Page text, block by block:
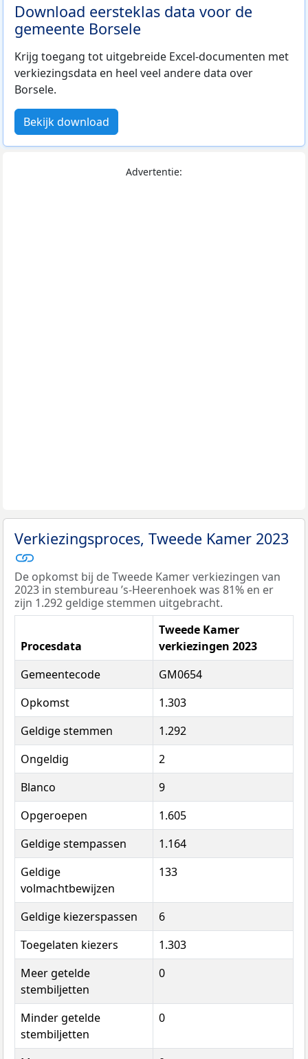
Download eersteklas data voor de
gemeente Borsele
Krijg toegang tot uitgebreide Excel-documenten met
verkiezingsdata en heel veel andere data over
Borsele.
Bekijk download
Advertentie:
Verkiezingsproces, Tweede Kamer 2023
De opkomst bij de Tweede Kamer verkiezingen van
2023 in stembureau ’s-Heerenhoek was 81% en er
zijn 1.292 geldige stemmen uitgebracht.
Procesdata
Tweede Kamer
verkiezingen 2023
Gemeentecode
GM0654
Opkomst
1.303
Geldige stemmen
1.292
Ongeldig
2
Blanco
9
Opgeroepen
1.605
Geldige stempassen
1.164
Geldige
volmachtbewijzen
133
Geldige kiezerspassen
6
Toegelaten kiezers
1.303
Meer getelde
stembiljetten
0
Minder getelde
stembiljetten
0